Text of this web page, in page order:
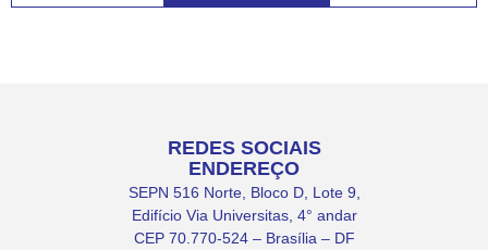
REDES SOCIAIS
ENDEREÇO
SEPN 516 Norte, Bloco D, Lote 9,
Edifício Via Universitas, 4° andar
CEP 70.770-524 – Brasília – DF